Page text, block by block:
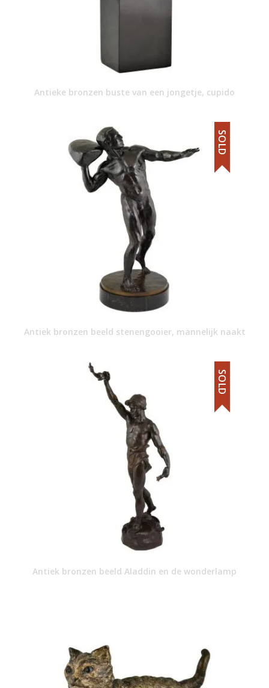
Antieke bronzen buste van een jongetje, cupido
Antiek bronzen beeld stenengooier, mannelijk naakt
SOLD
Antiek bronzen beeld Aladdin en de wonderlamp
SOLD